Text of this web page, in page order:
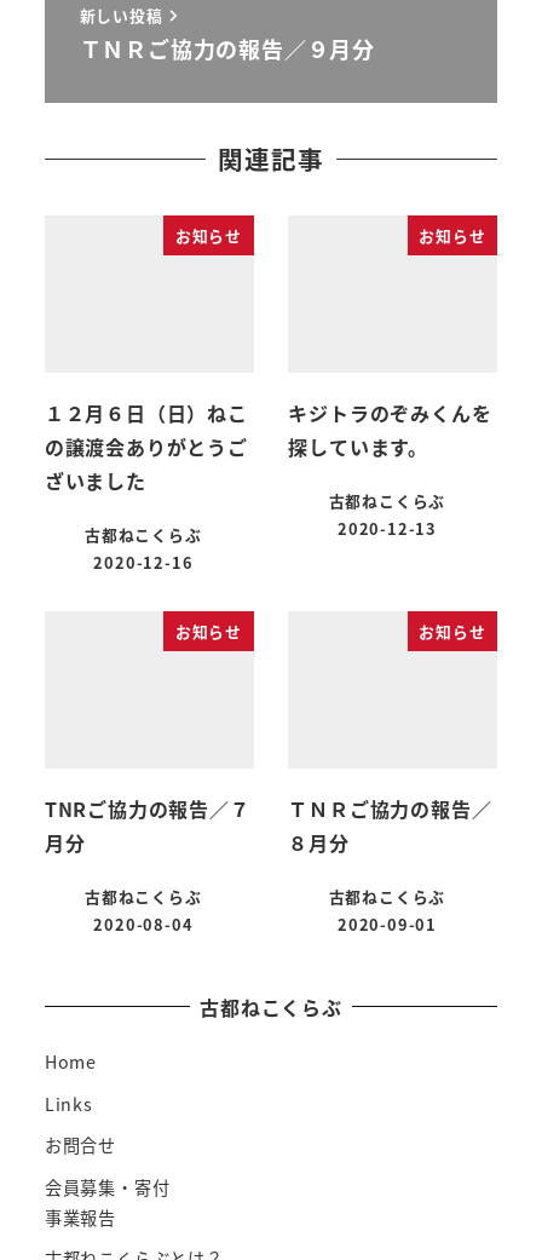
新しい投稿
ＴＮＲご協力の報告／９月分
関連記事
お知らせ
１２月６日（日）ねこ
の譲渡会ありがとうご
ざいました
古都ねこくらぶ
2020-12-16
お知らせ
キジトラのぞみくんを
探しています。
古都ねこくらぶ
2020-12-13
お知らせ
TNRご協力の報告／７
月分
古都ねこくらぶ
2020-08-04
お知らせ
ＴＮＲご協力の報告／
８月分
古都ねこくらぶ
2020-09-01
古都ねこくらぶ
Home
Links
お問合せ
会員募集・寄付
事業報告